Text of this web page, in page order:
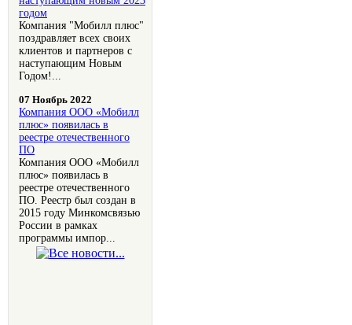
годом
Компания "Мобилл плюс"
поздравляет всех своих
клиентов и партнеров с
наступающим Новым
Годом!...
07 Ноябрь 2022
Компания OOO «Мобилл
плюс» появилась в
реестре отечественного
ПО
Компания OOO «Мобилл
плюс» появилась в
реестре отечественного
ПО. Реестр был создан в
2015 году Минкомсвязью
России в рамках
программы импор...